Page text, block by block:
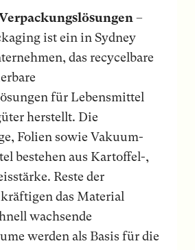
–
ist ein in Sydney
das recycelbare
für Lebensmittel
herstellt. Die
Folien sowie Vakuum-
bestehen aus Kartoffel-,
Reste der
das Material
wachsende
werden als Basis für die